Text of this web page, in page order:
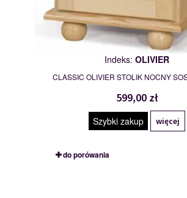
Indeks: OLIVIER
CLASSIC OLIVIER STOLIK NOCNY
599,00 zł
Szybki zakup więcej
do porówania